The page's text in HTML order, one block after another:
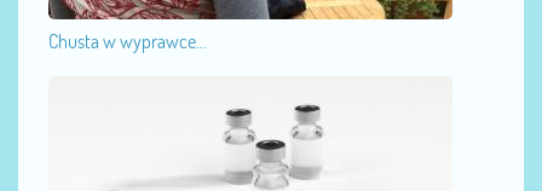
Chusta w wyprawce...